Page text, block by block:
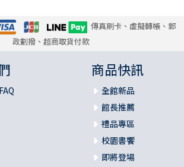
傳真刷卡、虛擬轉帳、郵
政劃撥、超商取貨付款
商品快訊
全館新品
館長推薦
禮品專區
校園書饗
即將登場